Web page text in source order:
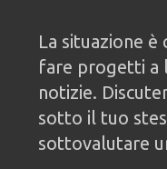
La situazione
fare progetti a
notizie.
sotto il tuo
sottovalutare